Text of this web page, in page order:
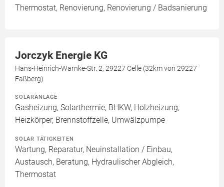
Thermostat, Renovierung, Renovierung / Badsanierung
Jorczyk Energie KG
Hans-Heinrich-Warnke-Str. 2, 29227 Celle (32km von 29227
Faßberg)
SOLARANLAGE
Gasheizung, Solarthermie, BHKW, Holzheizung,
Heizkörper, Brennstoffzelle, Umwälzpumpe
SOLAR TÄTIGKEITEN
Wartung, Reparatur, Neuinstallation / Einbau,
Austausch, Beratung, Hydraulischer Abgleich,
Thermostat